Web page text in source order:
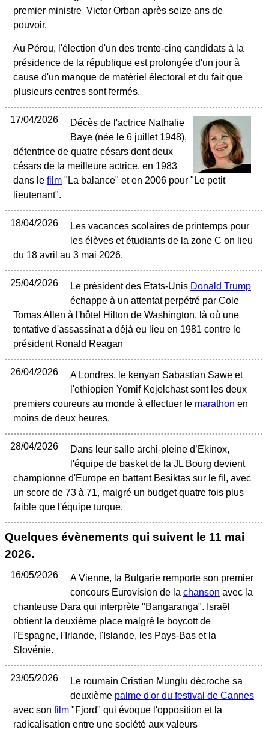
premier ministre Victor Orban après seize ans de
pouvoir.
Au Pérou, l'élection d'un des trente-cinq candidats à la
présidence de la république est prolongée d'un jour à
cause d'un manque de matériel électoral et du fait que
plusieurs centres sont fermés.
17/04/2026
Décès de l'actrice Nathalie
Baye (née le 6 juillet 1948),
détentrice de quatre césars dont deux
césars de la meilleure actrice, en 1983
dans le film "La balance" et en 2006 pour "Le petit
lieutenant".
18/04/2026
Les vacances scolaires de printemps pour
les élèves et étudiants de la zone C on lieu
du 18 avril au 3 mai 2026.
25/04/2026 Le président des Etats-Unis Donald Trump
échappe à un attentat perpétré par Cole
Tomas Allen à l'hôtel Hilton de Washington, là où une
tentative d'assassinat a déjà eu lieu en 1981 contre le
président Ronald Reagan
26/04/2026
A Londres, le kenyan Sabastian Sawe et
l'ethiopien Yomif Kejelchast sont les deux
premiers coureurs au monde à effectuer le marathon en
moins de deux heures.
28/04/2026
Dans leur salle archi-pleine d’Ekinox,
l'équipe de basket de la JL Bourg devient
championne d'Europe en battant Besiktas sur le fil, avec
un score de 73 à 71, malgré un budget quatre fois plus
faible que l'équipe turque.
Quelques évènements qui suivent le 11 mai
2026.
16/05/2026
A Vienne, la Bulgarie remporte son premier
concours Eurovision de la chanson avec la
chanteuse Dara qui interprète "Bangaranga". Israël
obtient la deuxième place malgré le boycott de
l'Espagne, l'Irlande, l'Islande, les Pays-Bas et la
Slovénie.
23/05/2026
Le roumain Cristian Munglu décroche sa
deuxième palme d'or du festival de Cannes
avec son film "Fjord" qui évoque l'opposition et la
radicalisation entre une société aux valeurs